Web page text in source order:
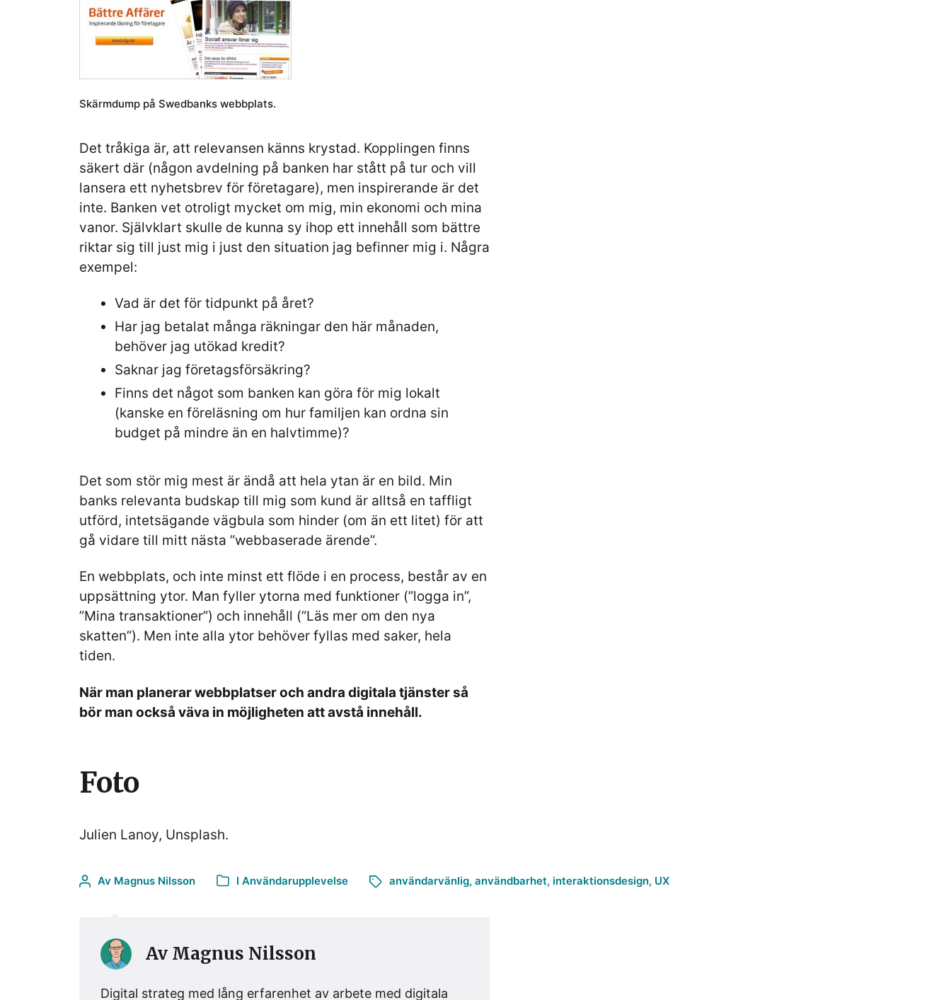
Skärmdump på Swedbanks webbplats.
Det tråkiga är, att relevansen känns krystad. Kopplingen finns
säkert där (någon avdelning på banken har stått på tur och vill
lansera ett nyhetsbrev för företagare), men inspirerande är det
inte. Banken vet otroligt mycket om mig, min ekonomi och mina
vanor. Självklart skulle de kunna sy ihop ett innehåll som bättre
riktar sig till just mig i just den situation jag befinner mig i. Några
exempel:
Vad är det för tidpunkt på året?
Har jag betalat många räkningar den här månaden,
behöver jag utökad kredit?
Saknar jag företagsförsäkring?
Finns det något som banken kan göra för mig lokalt
(kanske en föreläsning om hur familjen kan ordna sin
budget på mindre än en halvtimme)?
Det som stör mig mest är ändå att hela ytan är en bild. Min
banks relevanta budskap till mig som kund är alltså en taffligt
utförd, intetsägande vägbula som hinder (om än ett litet) för att
gå vidare till mitt nästa ”webbaserade ärende”.
En webbplats, och inte minst ett flöde i en process, består av en
uppsättning ytor. Man fyller ytorna med funktioner (”logga in”,
”Mina transaktioner”) och innehåll (”Läs mer om den nya
skatten”). Men inte alla ytor behöver fyllas med saker, hela
tiden.
När man planerar webbplatser och andra digitala tjänster så
bör man också väva in möjligheten att avstå innehåll.
Foto
Julien Lanoy, Unsplash.
Av Magnus Nilsson I Användarupplevelse användarvänlig, användbarhet, interaktionsdesign, UX
Av Magnus Nilsson
Digital strateg med lång erfarenhet av arbete med digitala